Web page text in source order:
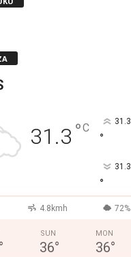
31.3 °C 31.3
°
31.3
°
4.8kmh 72%
SUN
36°
MON
36°